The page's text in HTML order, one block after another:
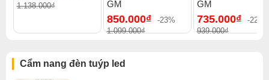
1.138.000₫
GM
850.000₫
-23%
1.099.000₫
GM
735.000₫
-22%
939.000₫
Cẩm nang đèn tuýp led